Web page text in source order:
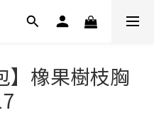
】橡果樹枝胸